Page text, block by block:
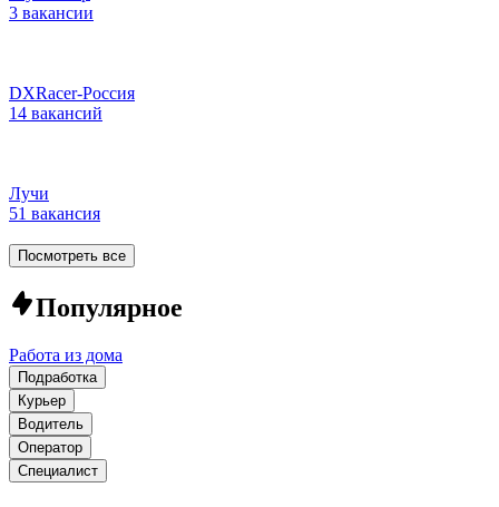
3 вакансии
DXRacer-Россия
14 вакансий
Лучи
51 вакансия
Посмотреть все
Популярное
Работа из дома
Подработка
Курьер
Водитель
Оператор
Специалист